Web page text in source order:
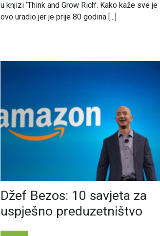
u knjizi ‘Think and Grow Rich’. Kako kaže sve je
ovo uradio jer je prije 80 godina [...]
Džef Bezos: 10 savjeta za
uspješno preduzetništvo